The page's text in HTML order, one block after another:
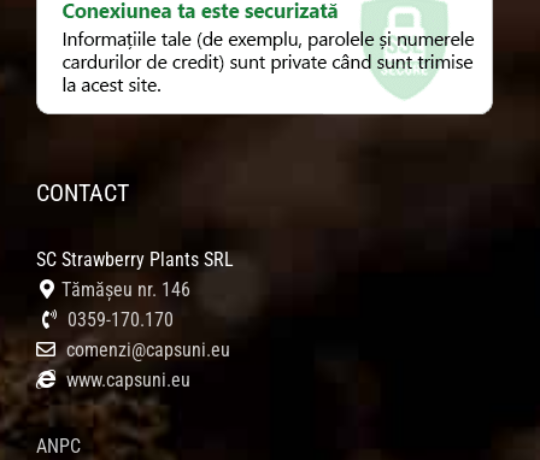
CONTACT
SC Strawberry Plants SRL
Tămășeu nr. 146
0359-170.170
comenzi@capsuni.eu
www.capsuni.eu
ANPC